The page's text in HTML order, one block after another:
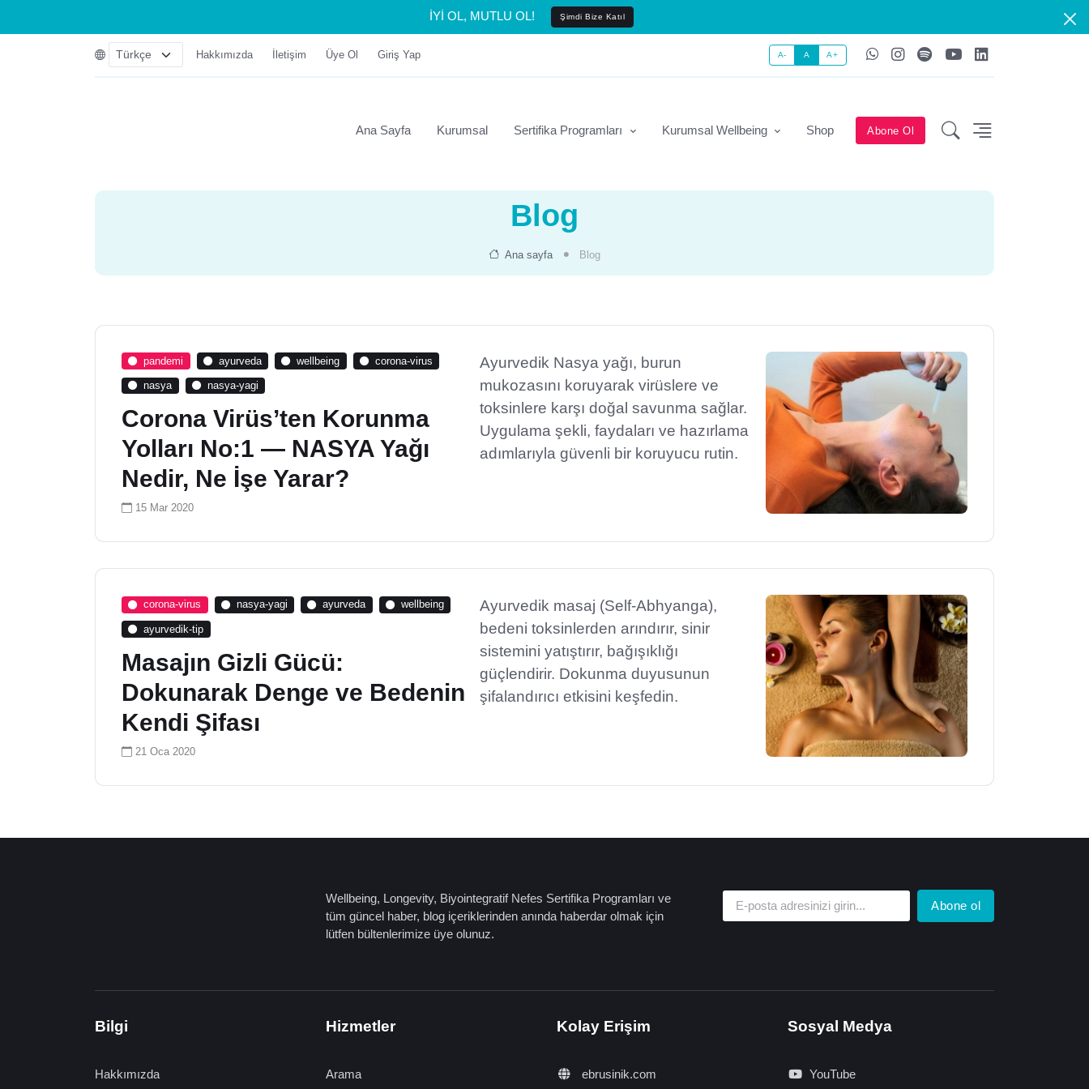
İYİ OL, MUTLU OL! Şimdi Bize Katıl
Hakkımızda İletişim Üye Ol Giriş Yap A- A A+
Ana Sayfa Kurumsal Sertifika Programları Kurumsal Wellbeing Shop Abone Ol
Blog
Ana sayfa Blog
pandemi ayurveda wellbeing corona-virus
nasya nasya-yagi
Corona Virüs’ten Korunma
Yolları No:1 — NASYA Yağı
Nedir, Ne İşe Yarar?
15 Mar 2020
Ayurvedik Nasya yağı, burun
mukozasını koruyarak virüslere ve
toksinlere karşı doğal savunma sağlar.
Uygulama şekli, faydaları ve hazırlama
adımlarıyla güvenli bir koruyucu rutin.
corona-virus nasya-yagi ayurveda wellbeing
ayurvedik-tip
Masajın Gizli Gücü:
Dokunarak Denge ve Bedenin
Kendi Şifası
21 Oca 2020
Ayurvedik masaj (Self-Abhyanga),
bedeni toksinlerden arındırır, sinir
sistemini yatıştırır, bağışıklığı
güçlendirir. Dokunma duyusunun
şifalandırıcı etkisini keşfedin.
Wellbeing, Longevity, Biyointegratif Nefes Sertifika Programları ve
tüm güncel haber, blog içeriklerinden anında haberdar olmak için
lütfen bültenlerimize üye olunuz.
Abone ol
Bilgi
Hakkımızda
Hizmetler
Arama
Kolay Erişim
ebrusinik.com
Sosyal Medya
YouTube